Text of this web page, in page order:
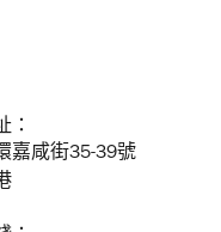
：
嘉咸街35-39號